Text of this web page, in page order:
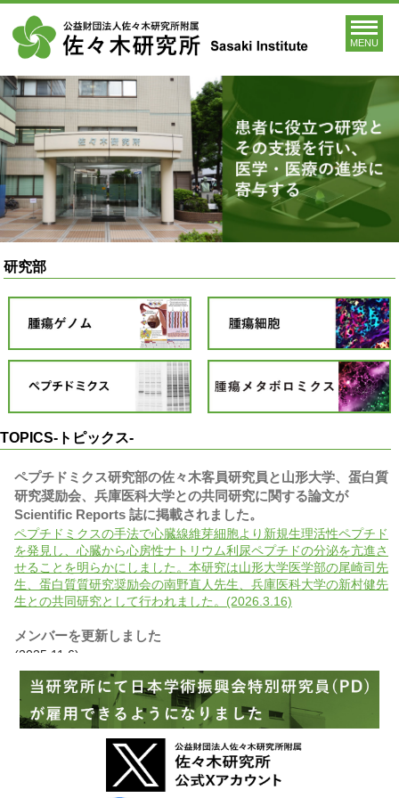
MENU
研究部
TOPICS-トピックス-
ペプチドミクス研究部の佐々木客員研究員と山形大学、蛋白質
研究奨励会、兵庫医科大学との共同研究に関する論文が
Scientific Reports 誌に掲載されました。
ペプチドミクスの手法で心臓線維芽細胞より新規生理活性ペプチド
を発見し、心臓から心房性ナトリウム利尿ペプチドの分泌を亢進さ
せることを明らかにしました。本研究は山形大学医学部の尾崎司先
生、蛋白質質研究奨励会の南野直人先生、兵庫医科大学の新村健先
生との共同研究として行われました。(2026.3.16)
メンバーを更新しました
(2025.11.6)
腫瘍細胞研究部の山口部長が翻訳を担当した本が出版されまし
た。
がんの生物学から予防、診断、治療まで、多くのたとえ話や逸話を
用いてわかりやすく書かれた一般向けの本です。(2025.10.22)
当研究所の菅野康吉兼任研究員（附属杏雲堂病院遺伝子診療